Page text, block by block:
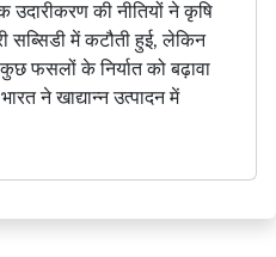
की नीतियों ने कृषि
सब्सिडी में कटौती हुई, लेकिन
फसलों के निर्यात को बढ़ावा
ने खाद्यान्न उत्पादन में